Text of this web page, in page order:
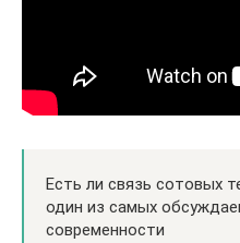
Есть ли связь сотовых
один из самых
современности